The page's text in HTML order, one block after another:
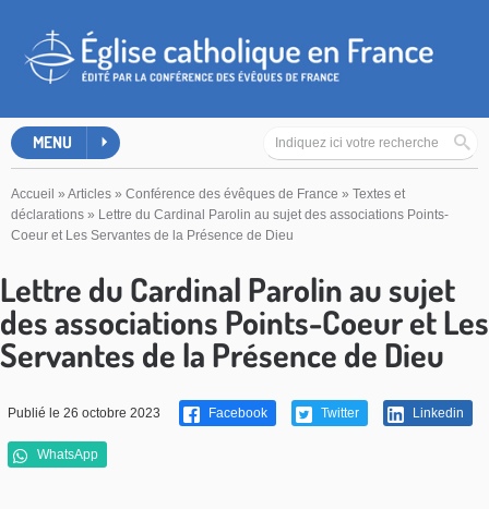
MENU
Accueil » Articles » Conférence des évêques de France » Textes et
déclarations » Lettre du Cardinal Parolin au sujet des associations Points-
Coeur et Les Servantes de la Présence de Dieu
Lettre du Cardinal Parolin au sujet
des associations Points-Coeur et Les
Servantes de la Présence de Dieu
Publié le 26 octobre 2023 Facebook Twitter Linkedin
WhatsApp